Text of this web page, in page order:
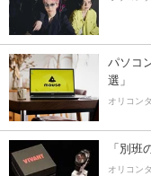
パソコ
選」
オリコン
「別
オリコン